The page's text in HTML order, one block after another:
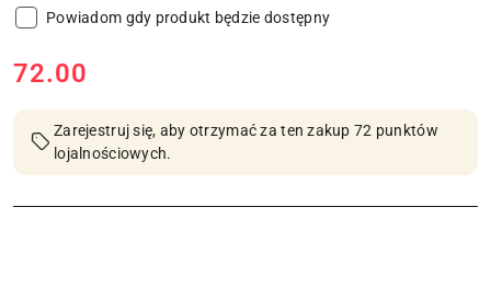
Powiadom gdy produkt będzie dostępny
cena:
72.00
Zarejestruj się, aby otrzymać za ten zakup 72 punktów
lojalnościowych.